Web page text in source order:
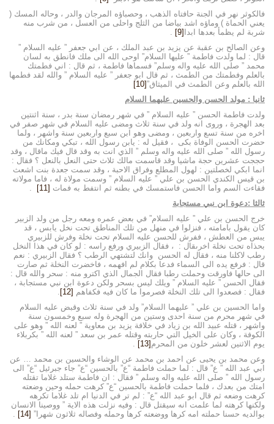
فالكوثر نهر في الجنة حافتاه الذهب ، وحصباؤه المرجان والدر ، وحاله المسك (
يعني الحماة ) وماؤه اشد بياضا من الثلج واحلى من العسل ، من شرب منه
شربة لم يظمأ بعدها ابدا [9]
.
وعن الصالح بن عقبة عن يزيد بن عبد الملك ، عن ابي جعفر ” عليه السلام ”
قال : لما ولدت فاطمة ” عليها السلام” اوحى الله الى ملك فانطق به لسان
محمد ” صلى الله عليه واله وسلم” فسماها فاطمة ، ثم قال : اني فطمتك
بالعلم وفطمتك من الطمث ، ثم قال ابو جعفر ” عليه السلام ” والله لقد فطمها
الله بالعلم وعن الطمث في الميثاق”[10]
ثانيا : مولد الحسن والحسين عليهما السلام
ولدت فاطمة الحسن ” عليه السلام ” في شهر رمضان سنة بدر ، سنة اثنتين
بعد الهجرة ، وروى انه ولد في سنة ثلاث ومضى عليه السلام في شهر صفر في
اخره من سنة تسع واربعين ، ومضى وهو ابن سبع واربعين سنة واشهر ، ولما
حضرت الحسن الوفاة بكى ، فقيل له : يابن رسول الله ، تبكي ومكانك من
رسول الله ” صلى الله عليه واله وسلم ” الذي انت به وقد قال فيك ماقال ، وقد
حججت عشرين حجة ماشيا وقد قاسمت مالك ثلاث حتى النعل بالنعل ؟ فقال :
انما ابكي لخصلتين : لهول المطلع وفراق الاحبة ، وقد سمت جعدة بنت اشعث
بن قيس الكندي الحسن بن علي ” عليه السلام ” وسمت مولاة له ، فاما مولاته
فقاءت السم واما الحسن فاستمسك في بطنه ثم انتفط به فمات [11]
.
ثالثا :دعوة ابن نبي مستجابة
خرج الحسن بن علي ” عليه السلام” في بعض عمره ومعه رجل من ولد الزبير
كان يقول بامامته ، فنزلوا في منهل من تلك المناطق تحت نخل يابس ، قد
يبس من العطش ، ففرش للحسن عليه السلام تحت نخلة وفرش للزبيري
بحذاه تحت نخلة اخرىقال : ، فقال الزبيري ورفع راسه : لو كان في هذا النخل
رطب لاكلنا منه ، فقال له الحسن وانك لتشتهي الرطب ؟ فقال الزبيري : نعم
قال : فرفع يده الى السماء فدعا بكلام لم افهمه ، فاخضرت النخلة ثم صارت
الى حالها فاورقت وحملت رطبا فقال الجمال الذي اكترو منه : سحر والله قال :
فقال الحسن ” عليه السلام ” ويلك ليس بسحر ولكن دعوة ابن نبي مستجابة ،
فقال : فصعدوا الى تلك النخلة فصرموا ما كان فيه فكفاهم [12]
.
واما الحسين بن علي ” عليهما السلام” ولد في سنة ثلاث وقبض عليه السلام
في شهر محرم من سنة احدى وستين من الهجرة وله سبع وخمسون سنة
واشهر ، قتله عبيد الله بن زياد في خلافة يزيد بن معاوية ” لعنه الله ” وهو على
الكوفة ، وكان على الخيل التي حاربته وقتله عمر بن سعد ” لعنه الله ” بكربلاء
يوم الاثنين لعشر خلون من المحرم [13]
.
وعن محمد بن يحيى عن احمد بن محمد عن الوشاء والحسين بن محمد … عن
ابي عبد الله ” ع” قال : لما حملت فاطمة “ع” بالحسين “ع” جاء جبرئيل “ع” الى
رسول الله ” صلى الله عليه واله وسلم ” فقال : ان فاطمة ستلد غلاما تقتله
امتك من بعدك ، فلما حملت فاطمة بالحسين “ع” كرهت حمله وحين وضعته
كرهت وضعه ثم قال ابو عبد الله “ع” : لم تر في الدنيا ام تلد غلاما تكرهه
ولكنها كرهته لما علمت انه سيقتل قال : وفيه نزلت هذه الاية ” ووصينا الانسان
بوالديه حسنا حملته امه كرها ووضعته كرها وحمله وفصاله ثلاثون شهرا” [14]
.